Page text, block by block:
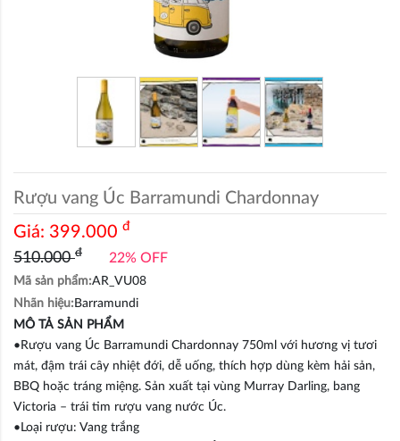
Rượu vang Úc Barramundi Chardonnay
Giá: 399.000 đ
510.000đ 22% OFF
Mã sản phẩm:AR_VU08
Nhãn hiệu: Barramundi
MÔ TẢ SẢN PHẨM
•Rượu vang Úc Barramundi Chardonnay 750ml với hương vị tươi
mát, đậm trái cây nhiệt đới, dễ uống, thích hợp dùng kèm hải sản,
BBQ hoặc tráng miệng. Sản xuất tại vùng Murray Darling, bang
Victoria – trái tim rượu vang nước Úc.
•Loại rượu: Vang trắng